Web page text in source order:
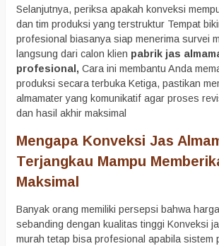
Selanjutnya, periksa apakah konveksi
dan tim produksi yang terstruktur Tempat
profesional biasanya siap menerima survei
langsung dari calon klien pabrik jas
profesional, Cara ini membantu Anda
produksi secara terbuka Ketiga, pastikan
almamater yang komunikatif agar proses
dan hasil akhir maksimal
Mengapa Konveksi Jas
Terjangkau Mampu
Maksimal
Banyak orang memiliki persepsi bahwa
sebanding dengan kualitas tinggi Konveksi
murah tetap bisa profesional apabila sistem